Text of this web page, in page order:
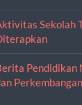
Sekolah
Pendidikan